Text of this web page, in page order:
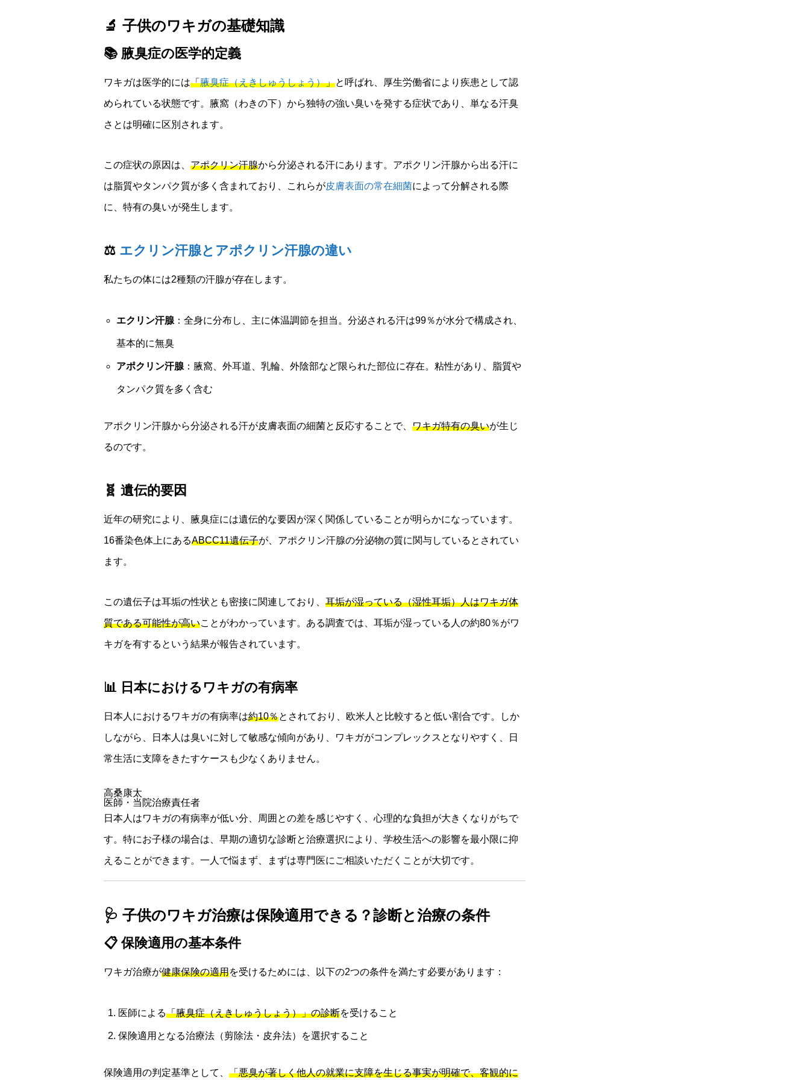
🔬 子供のワキガの基礎知識
📚 腋臭症の医学的定義
ワキガは医学的には「腋臭症（えきしゅうしょう）」と呼ばれ、厚生労働省により疾患として認
められている状態です。腋窩（わきの下）から独特の強い臭いを発する症状であり、単なる汗臭
さとは明確に区別されます。
この症状の原因は、 アポクリン汗腺から分泌される汗にあります。アポクリン汗腺から出る汗に
は脂質やタンパク質が多く含まれており、これらが皮膚表面の常在細菌によって分解される際
に、特有の臭いが発生します。
⚖️ エクリン汗腺とアポクリン汗腺の違い
私たちの体には2種類の汗腺が存在します。
エクリン汗腺：全身に分布し、主に体温調節を担当。分泌される汗は99％が水分で構成され、
基本的に無臭
アポクリン汗腺：腋窩、外耳道、乳輪、外陰部など限られた部位に存在。粘性があり、脂質や
タンパク質を多く含む
アポクリン汗腺から分泌される汗が皮膚表面の細菌と反応することで、 ワキガ特有の臭いが生じ
るのです。
🧬 遺伝的要因
近年の研究により、腋臭症には遺伝的な要因が深く関係していることが明らかになっています。
16番染色体上にあるABCC11遺伝子が、アポクリン汗腺の分泌物の質に関与しているとされてい
ます。
この遺伝子は耳垢の性状とも密接に関連しており、 耳垢が湿っている（湿性耳垢）人はワキガ体
質である可能性が高いことがわかっています。ある調査では、耳垢が湿っている人の約80％がワ
キガを有するという結果が報告されています。
📊 日本におけるワキガの有病率
日本人におけるワキガの有病率は約10％とされており、欧米人と比較すると低い割合です。しか
しながら、日本人は臭いに対して敏感な傾向があり、ワキガがコンプレックスとなりやすく、日
常生活に支障をきたすケースも少なくありません。
高桑康太
医師・当院治療責任者
日本人はワキガの有病率が低い分、周囲との差を感じやすく、心理的な負担が大きくなりがちで
す。特にお子様の場合は、早期の適切な診断と治療選択により、学校生活への影響を最小限に抑
えることができます。一人で悩まず、まずは専門医にご相談いただくことが大切です。
🩺 子供のワキガ治療は保険適用できる？診断と治療の条件
📋 保険適用の基本条件
ワキガ治療が健康保険の適用を受けるためには、以下の2つの条件を満たす必要があります：
医師による「腋臭症（えきしゅうしょう）」の診断を受けること
保険適用となる治療法（剪除法・皮弁法）を選択すること
保険適用の判定基準として、 「悪臭が著しく他人の就業に支障を生じる事実が明確で、客観的に